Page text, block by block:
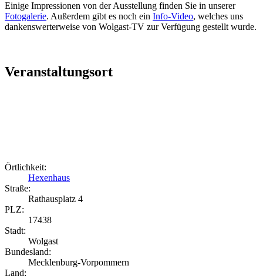
Einige Impressionen von der Ausstellung finden Sie in unserer
Fotogalerie. Außerdem gibt es noch ein Info-Video, welches uns
dankenswerterweise von Wolgast-TV zur Verfügung gestellt wurde.
Veranstaltungsort
Örtlichkeit:
Hexenhaus
Straße:
Rathausplatz 4
PLZ:
17438
Stadt:
Wolgast
Bundesland:
Mecklenburg-Vorpommern
Land: